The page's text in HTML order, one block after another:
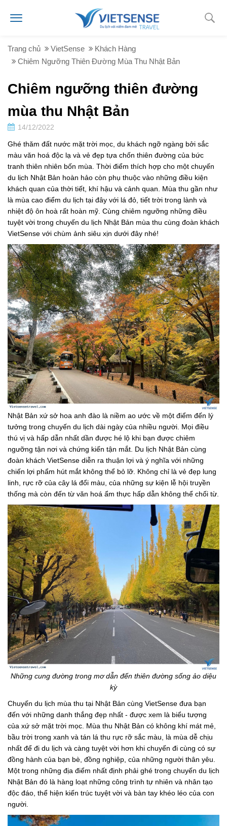
Trang chủ VietSense
Khách Hàng
Chiêm Ngưỡng Thiên Đường Mùa Thu Nhật Bản
Chiêm ngưỡng thiên đường
mùa thu Nhật Bản
14/12/2022
Ghé thăm đất nước mặt trời mọc, du khách ngỡ ngàng bởi sắc
màu văn hoá độc lạ và vẻ đẹp tựa chốn thiên đường của bức
tranh thiên nhiên bốn mùa. Thời điểm thích hợp cho một chuyến
du lịch Nhật Bản hoàn hảo còn phụ thuộc vào những điều kiện
khách quan của thời tiết, khí hậu và cảnh quan. Mùa thu gần như
là mùa cao điểm du lịch tại đây với lá đỏ, tiết trời trong lành và
nhiệt độ ôn hoà rất hoàn mỹ. Cùng chiêm ngưỡng những điều
tuyệt vời trong chuyến du lịch Nhật Bản mùa thu cùng đoàn khách
VietSense với chùm ảnh siêu xịn dưới đây nhé!
Nhật Bản xứ sở hoa anh đào là niềm ao ước về một điểm đến lý
tưởng trong chuyến du lịch dài ngày của nhiều người. Mọi điều
thú vị và hấp dẫn nhất dần được hé lộ khi bạn được chiêm
ngưỡng tận nơi và chứng kiến tận mắt. Du lịch Nhật Bản cùng
đoàn khách VietSense diễn ra thuận lợi và ý nghĩa với những
chiến lợi phẩm hút mắt không thể bỏ lỡ. Không chỉ là vẻ đẹp lung
linh, rực rỡ của cây lá đổi màu, của những sự kiện lễ hội truyền
thống mà còn đến từ văn hoá ẩm thực hấp dẫn không thể chối từ.
Những cung đường trong mơ dẫn đến thiên đường sống ảo diệu
kỳ
Chuyến du lịch mùa thu tại Nhật Bản cùng VietSense đưa bạn
đến với những danh thắng đẹp nhất - được xem là biểu tượng
của xứ sở mặt trời mọc. Mùa thu Nhật Bản có không khí mát mẻ,
bầu trời trong xanh và tán lá thu rực rỡ sắc màu, là mùa dễ chịu
nhất để đi du lịch và càng tuyệt vời hơn khi chuyến đi cùng có sự
đồng hành của bạn bè, đồng nghiệp, của những người thân yêu.
Một trong những địa điểm nhất định phải ghé trong chuyến du lịch
Nhật Bản đó là hàng loạt những công trình tự nhiên và nhân tạo
độc đáo, thể hiện kiến trúc tuyệt vời và bàn tay khéo léo của con
người.